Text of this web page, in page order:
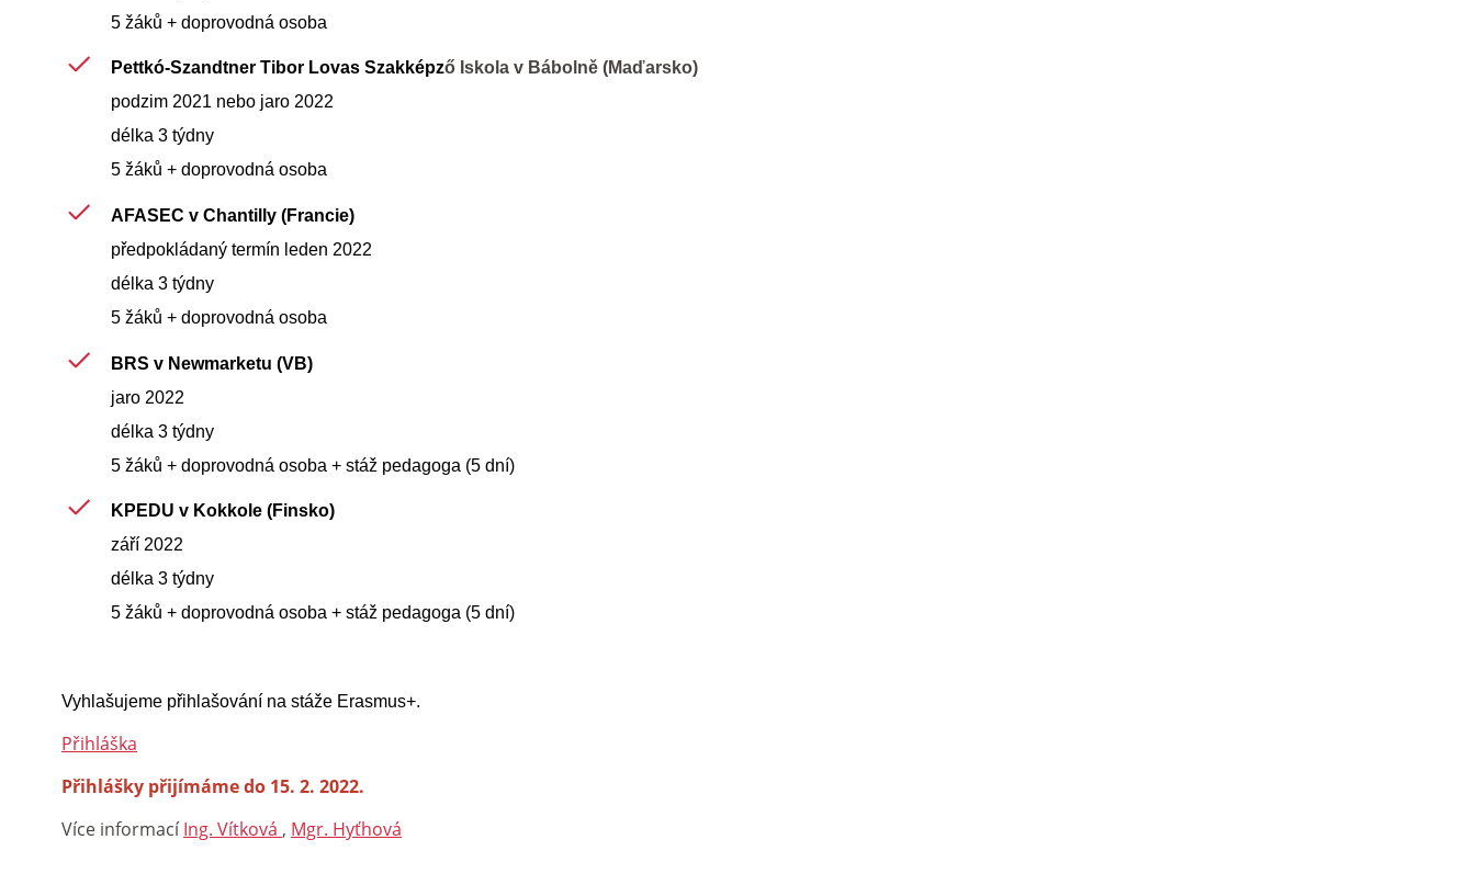
5 žáků + doprovodná osoba
Pettkó-Szandtner Tibor Lovas Szakképző Iskola v Bábolně (Maďarsko)
podzim 2021 nebo jaro 2022
délka 3 týdny
5 žáků + doprovodná osoba
AFASEC v Chantilly (Francie)
předpokládaný termín leden 2022
délka 3 týdny
5 žáků + doprovodná osoba
BRS v Newmarketu (VB)
jaro 2022
délka 3 týdny
5 žáků + doprovodná osoba + stáž pedagoga (5 dní)
KPEDU v Kokkole (Finsko)
září 2022
délka 3 týdny
5 žáků + doprovodná osoba + stáž pedagoga (5 dní)
Vyhlašujeme přihlašování na stáže Erasmus+.
Přihláška
Přihlášky přijímáme do 15. 2. 2022.
Více informacíIng. Vítková , Mgr. Hyťhová